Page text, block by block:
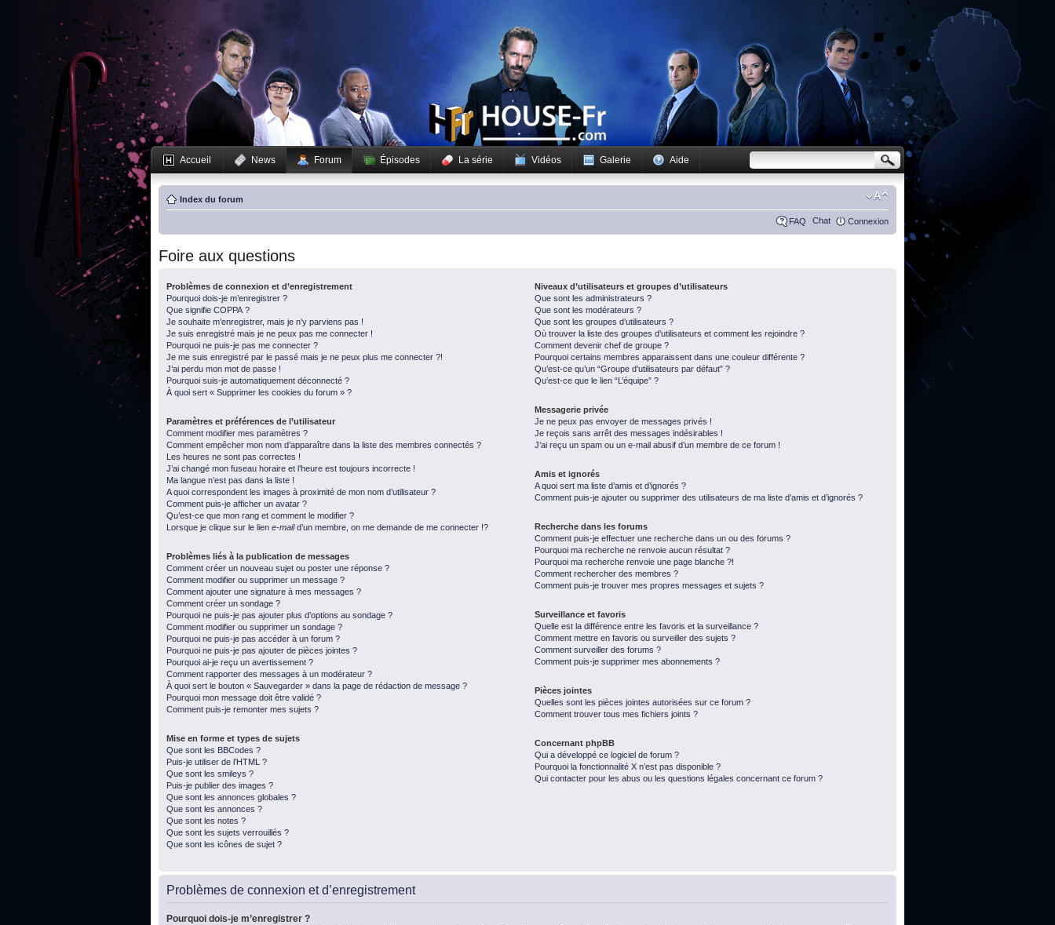
Accueil News Forum Épisodes La série Vidéos Galerie Aide
Index du forum
FAQ Chat Connexion
Foire aux questions
Problèmes de connexion et d’enregistrement
Pourquoi dois-je m’enregistrer ?
Que signifie COPPA ?
Je souhaite m’enregistrer, mais je n’y parviens pas !
Je suis enregistré mais je ne peux pas me connecter !
Pourquoi ne puis-je pas me connecter ?
Je me suis enregistré par le passé mais je ne peux plus me connecter ?!
J’ai perdu mon mot de passe !
Pourquoi suis-je automatiquement déconnecté ?
À quoi sert « Supprimer les cookies du forum » ?
Paramètres et préférences de l’utilisateur
Comment modifier mes paramètres ?
Comment empêcher mon nom d’apparaître dans la liste des membres connectés ?
Les heures ne sont pas correctes !
J’ai changé mon fuseau horaire et l’heure est toujours incorrecte !
Ma langue n’est pas dans la liste !
A quoi correspondent les images à proximité de mon nom d’utilisateur ?
Comment puis-je afficher un avatar ?
Qu’est-ce que mon rang et comment le modifier ?
Lorsque je clique sur le lien e-maild’un membre, on me demande de me connecter !?
Problèmes liés à la publication de messages
Comment créer un nouveau sujet ou poster une réponse ?
Comment modifier ou supprimer un message ?
Comment ajouter une signature à mes messages ?
Comment créer un sondage ?
Pourquoi ne puis-je pas ajouter plus d’options au sondage ?
Comment modifier ou supprimer un sondage ?
Pourquoi ne puis-je pas accéder à un forum ?
Pourquoi ne puis-je pas ajouter de pièces jointes ?
Pourquoi ai-je reçu un avertissement ?
Comment rapporter des messages à un modérateur ?
À quoi sert le bouton « Sauvegarder » dans la page de rédaction de message ?
Pourquoi mon message doit être validé ?
Comment puis-je remonter mes sujets ?
Mise en forme et types de sujets
Que sont les BBCodes ?
Puis-je utiliser de l’HTML ?
Que sont les smileys ?
Puis-je publier des images ?
Que sont les annonces globales ?
Que sont les annonces ?
Que sont les notes ?
Que sont les sujets verrouillés ?
Que sont les icônes de sujet ?
Niveaux d’utilisateurs et groupes d’utilisateurs
Que sont les administrateurs ?
Que sont les modérateurs ?
Que sont les groupes d’utilisateurs ?
Où trouver la liste des groupes d’utilisateurs et comment les rejoindre ?
Comment devenir chef de groupe ?
Pourquoi certains membres apparaissent dans une couleur différente ?
Qu’est-ce qu’un “Groupe d’utilisateurs par défaut” ?
Qu’est-ce que le lien “L’équipe” ?
Messagerie privée
Je ne peux pas envoyer de messages privés !
Je reçois sans arrêt des messages indésirables !
J’ai reçu un spam ou un e-mail abusif d’un membre de ce forum !
Amis et ignorés
A quoi sert ma liste d’amis et d’ignorés ?
Comment puis-je ajouter ou supprimer des utilisateurs de ma liste d’amis et d’ignorés ?
Recherche dans les forums
Comment puis-je effectuer une recherche dans un ou des forums ?
Pourquoi ma recherche ne renvoie aucun résultat ?
Pourquoi ma recherche renvoie une page blanche ?!
Comment rechercher des membres ?
Comment puis-je trouver mes propres messages et sujets ?
Surveillance et favoris
Quelle est la différence entre les favoris et la surveillance ?
Comment mettre en favoris ou surveiller des sujets ?
Comment surveiller des forums ?
Comment puis-je supprimer mes abonnements ?
Pièces jointes
Quelles sont les pièces jointes autorisées sur ce forum ?
Comment trouver tous mes fichiers joints ?
Concernant phpBB
Qui a développé ce logiciel de forum ?
Pourquoi la fonctionnalité X n’est pas disponible ?
Qui contacter pour les abus ou les questions légales concernant ce forum ?
Problèmes de connexion et d’enregistrement
Pourquoi dois-je m’enregistrer ?